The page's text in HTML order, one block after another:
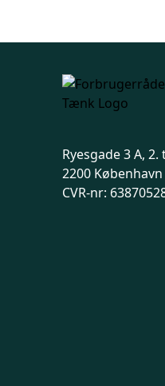
Ryesgade 3 A, 2.
2200 København
CVR-nr: